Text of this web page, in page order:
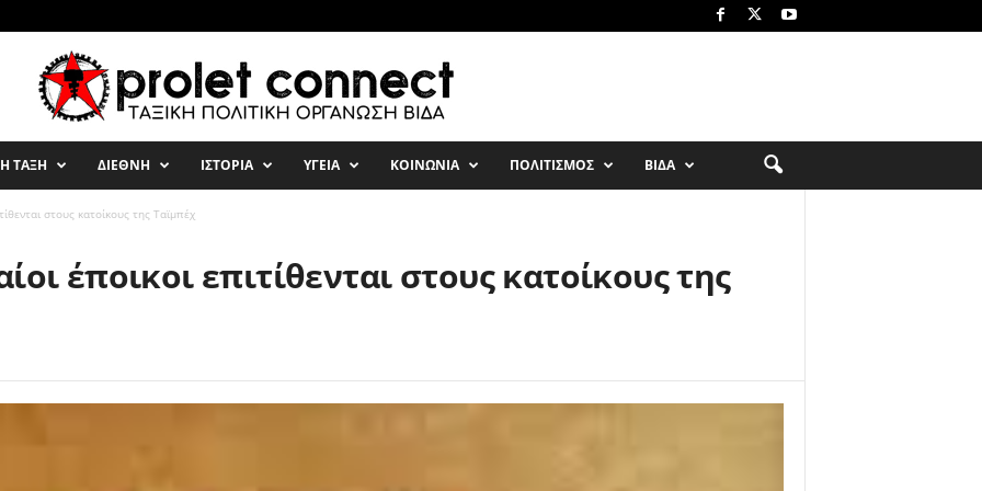
ΤΑΞΗ ΔΙΕΘΝΗ ΙΣΤΟΡΙΑ ΥΓΕΙΑ ΚΟΙΝΩΝΙΑ ΠΟΛΙΤΙΣΜΟΣ ΒΙΔΑ
στους κατοίκους της Ταϊμπέχ
έποικοι επιτίθενται στους κατοίκους της